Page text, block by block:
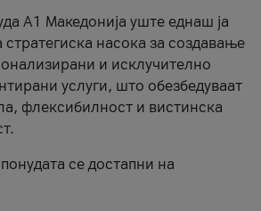
А1 Македонија уште еднаш ја
стратегиска насока за создавање
и исклучително
услуги, што обезбедуваат
флексибилност и вистинска
се достапни на